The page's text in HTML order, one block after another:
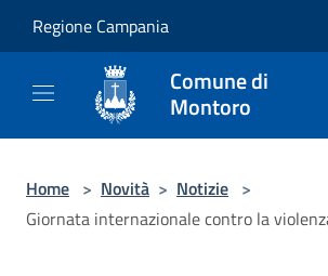
Regione Campania
Comune di
Montoro
Home > Novità > Notizie >
Giornata internazionale contro la